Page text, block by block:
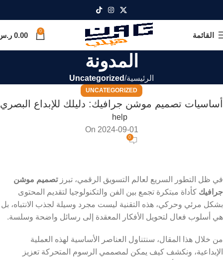
القائمة 0
0.00
المدونة
الرئيسية Uncategorized
UNCATEGORIZED
أساسيات تصميم موشن جرافيك: دليلك للإبداع البصري
help
On 2024-09-01
0
في ظل التطور السريع لعالم التسويق الرقمي، تبرزتصميم موشن
جرافيك كأداة مبتكرة تجمع بين الفن والتكنولوجيا لتقديم المحتوى
بشكل مرئي وحركي، هذه التقنية ليست مجرد وسيلة لجذب الانتباه، بل
هي أسلوب فعال لتحويل الأفكار المعقدة إلى رسائل واضحة وسلسة.
من خلال هذا المقال، سنتناول العناصر الأساسية لهذه العملية
الإبداعية، ونكشف كيف يمكن لمصممي الرسوم المتحركة تعزيز